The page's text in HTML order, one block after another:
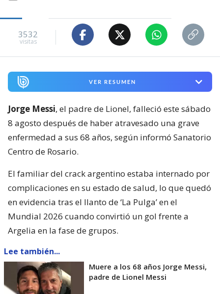
3532
visitas
VER RESUMEN
Jorge Messi, el padre de Lionel, falleció este sábado
8 agosto después de haber atravesado una grave
enfermedad a sus 68 años, según informó Sanatorio
Centro de Rosario.
El familiar del crack argentino estaba internado por
complicaciones en su estado de salud, lo que quedó
en evidencia tras el llanto de ‘La Pulga’ en el
Mundial 2026 cuando convirtió un gol frente a
Argelia en la fase de grupos.
Lee también...
Muere a los 68 años Jorge Messi,
padre de Lionel Messi